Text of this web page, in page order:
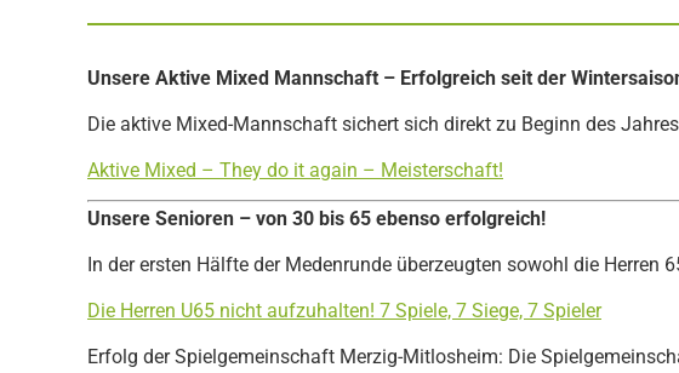
Unsere Aktive Mixed Mannschaft – Erfolgreich seit der
Die aktive Mixed-Mannschaft sichert sich direkt zu Beginn des
Aktive Mixed – They do it again – Meisterschaft!
Unsere Senioren – von 30 bis 65 ebenso erfolgreich!
In der ersten Hälfte der Medenrunde überzeugten sowohl die Herren
Die Herren U65 nicht aufzuhalten! 7 Spiele, 7 Siege, 7 Spieler
Erfolg der Spielgemeinschaft Merzig-Mitlosheim: Die